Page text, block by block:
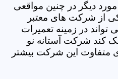
دیگر در چنین مواقعی
از شرکت های معتبر
در زمینه تعمیرات
کند شرکت آستانه نو
متفاوت این شرکت بیشتر